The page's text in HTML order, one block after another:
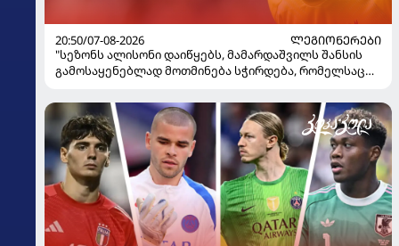
20:50/07-08-2026
ᲚᲔᲒᲘᲝᲜᲔᲠᲔᲑᲘ
"სეზონს ალისონი დაიწყებს, მამარდაშვილს შანსის
გამოსაყენებლად მოთმინება სჭირდება, რომელსაც
ყოფილმა მეკარემ